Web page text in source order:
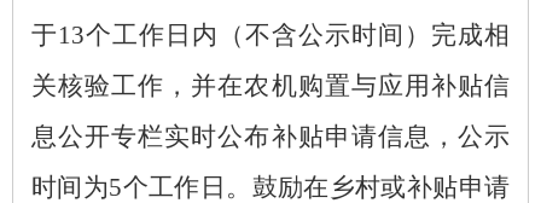
于13个工作日内（不含公示时间）完成相
关核验工作，并在农机购置与应用补贴信
息公开专栏实时公布补贴申请信息，公示
时间为5个工作日。鼓励在乡村或补贴申请